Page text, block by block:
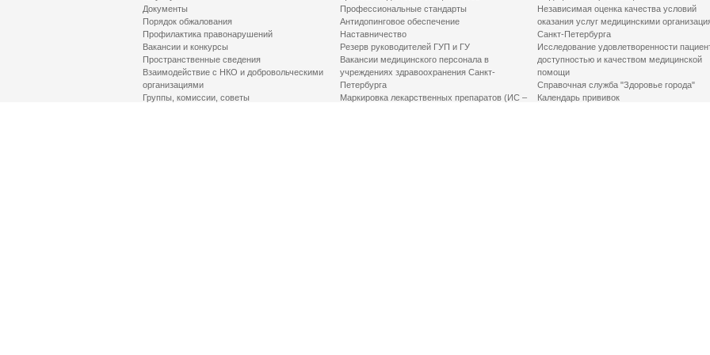
Документы
Порядок обжалования
Профилактика правонарушений
Вакансии и конкурсы
Пространственные сведения
Взаимодействие с НКО и добровольческими
организациями
Группы, комиссии, советы
Профессиональные стандарты
Антидопинговое обеспечение
Наставничество
Резерв руководителей ГУП и ГУ
Вакансии медицинского персонала в
учреждениях здравоохранения Санкт-
Петербурга
Маркировка лекарственных препаратов (ИС –
Независимая оценка качества условий
оказания услуг медицинскими
Санкт-Петербурга
Исследование удовлетворенности
доступностью и качеством медицинской
помощи
Справочная служба "Здоровье города"
Календарь прививок